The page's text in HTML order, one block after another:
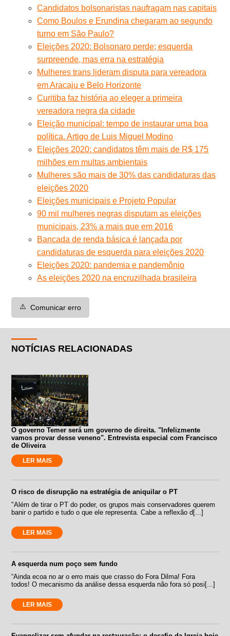
Candidatos bolsonaristas naufragam nas capitais
Como Boulos e Erundina chegaram ao segundo
turno em São Paulo?
Eleições 2020: Bolsonaro perde; esquerda
surpreende, mas erra na estratégia
Mulheres trans lideram disputa para vereadora
em Aracaju e Belo Horizonte
Curitiba faz história ao eleger a primeira
vereadora negra da cidade
Eleição municipal: tempo de instaurar uma boa
política. Artigo de Luis Miguel Modino
Eleições 2020: candidatos têm mais de R$ 175
milhões em multas ambientais
Mulheres são mais de 30% das candidaturas das
eleições 2020
Eleições municipais e Projeto Popular
90 mil mulheres negras disputam as eleições
municipais, 23% a mais que em 2016
Bancada de renda básica é lançada por
candidaturas de esquerda para eleições 2020
Eleições 2020: pandemia e pandemônio
As eleições 2020 na encruzilhada brasileira
⚠️ Comunicar erro
NOTÍCIAS RELACIONADAS
O governo Temer será um governo de direita. "Infelizmente
vamos provar desse veneno". Entrevista especial com Francisco
de Oliveira
LER MAIS
O risco de disrupção na estratégia de aniquilar o PT
"Além de tirar o PT do poder, os grupos mais conservadores querem
banir o partido e tudo o que ele representa. Cabe a reflexão d[...]
LER MAIS
A esquerda num poço sem fundo
“Ainda ecoa no ar o erro mais que crasso do Fora Dilma! Fora
todos! O mecanismo da análise dessa esquerda não fora só posi[...]
LER MAIS